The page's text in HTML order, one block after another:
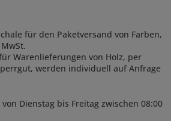
für den Paketversand von Farben,
Warenlieferungen von Holz, per
werden individuell auf Anfrage
Dienstag bis Freitag zwischen 08:00